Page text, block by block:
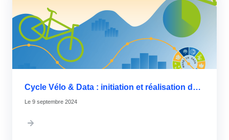
Cycle Vélo & Data : initiation et réalisation de datavisualisation
9 septembre 2024